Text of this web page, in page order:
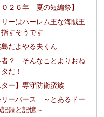
０２６年 夏の短編祭】
リーはハーレム王な海賊王
指すそうです
だよやる夫くん
者？ そんなことよりおね
だ！
ター】専守防衛蛮族
リーバース ～とあるドー
記録と記憶～